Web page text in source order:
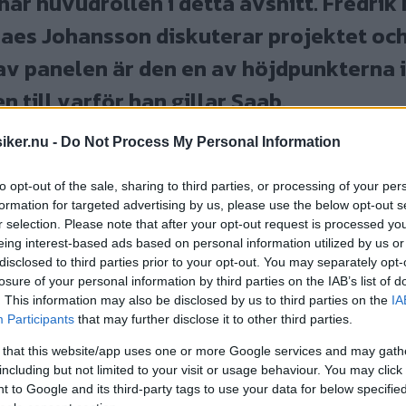
- Do Not Process My Personal Information
opt-out of the sale, sharing to third parties, or processing of your
for targeted advertising by us, please use the below opt-out
selection. Please note that after your opt-out request is processed
interest-based ads based on personal information utilized by us
to third parties prior to your opt-out. You may separately
of your personal information by third parties on the IAB’s list of
This information may also be disclosed by us to third parties on the
Participants that may further disclose it to other third parties.
that this website/app uses one or more Google services and may
but not limited to your visit or usage behaviour. You may
to Google and its third-party tags to use your data for below
panelen är den en av höjdpunkterna i
till varför han gillar Saab.
– renoveringen av en Volvo 145 DeLuxe 1973 i
upp Lars Edwardsson på Verktygsboden och
Nyblad menar att 140-serien ska ses som en
Claes Johansson håller med: "Det måste vara den